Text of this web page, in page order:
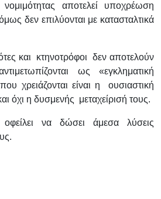
αποτελεί υποχρέωση
δεν επιλύονται με κατασταλτικά
και κτηνοτρόφοι δεν αποτελούν
ως «εγκληματική
χρειάζονται είναι η ουσιαστική
όχι η δυσμενής μεταχείρισή τους.
να δώσει άμεσα λύσεις